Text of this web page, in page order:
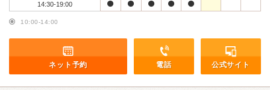
14:30-19:00
10:00-14:00
ネット予約 電話 公式サイト